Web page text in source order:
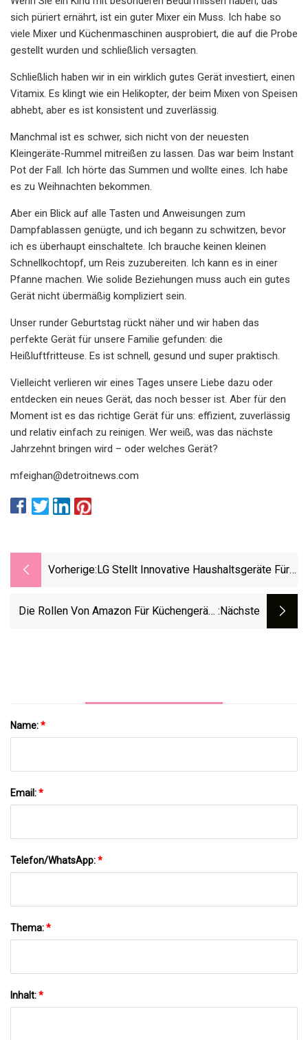
sich püriert ernährt, ist ein guter Mixer ein Muss. Ich habe so
viele Mixer und Küchenmaschinen ausprobiert, die auf die Probe
gestellt wurden und schließlich versagten.
Schließlich haben wir in ein wirklich gutes Gerät investiert, einen
Vitamix. Es klingt wie ein Helikopter, der beim Mixen von Speisen
abhebt, aber es ist konsistent und zuverlässig.
Manchmal ist es schwer, sich nicht von der neuesten
Kleingeräte-Rummel mitreißen zu lassen. Das war beim Instant
Pot der Fall. Ich hörte das Summen und wollte eines. Ich habe
es zu Weihnachten bekommen.
Aber ein Blick auf alle Tasten und Anweisungen zum
Dampfablassen genügte, und ich begann zu schwitzen, bevor
ich es überhaupt einschaltete. Ich brauche keinen kleinen
Schnellkochtopf, um Reis zuzubereiten. Ich kann es in einer
Pfanne machen. Wie solide Beziehungen muss auch ein gutes
Gerät nicht übermäßig kompliziert sein.
Unser runder Geburtstag rückt näher und wir haben das
perfekte Gerät für unsere Familie gefunden: die
Heißluftfritteuse. Es ist schnell, gesund und super praktisch.
Vielleicht verlieren wir eines Tages unsere Liebe dazu oder
entdecken ein neues Gerät, das noch besser ist. Aber für den
Moment ist es das richtige Gerät für uns: effizient, zuverlässig
und relativ einfach zu reinigen. Wer weiß, was das nächste
Jahrzehnt bringen wird – oder welches Gerät?
mfeighan@detroitnews.com
Vorherige: LG Stellt Innovative Haushaltsgeräte Für
Die Rollen Von Amazon Für Küchengeräte :nächste
Name:*
Email:*
Telefon/WhatsApp:*
Thema:*
Inhalt:*